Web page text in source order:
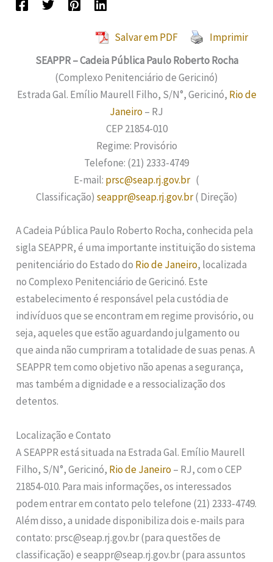
Salvar em PDF
Imprimir
SEAPPR – Cadeia Pública Paulo Roberto Rocha
(Complexo Penitenciário de Gericinó)
Estrada Gal. Emílio Maurell Filho, S/N°, Gericinó, Rio de
Janeiro– RJ
CEP 21854-010
Regime: Provisório
Telefone: (21) 2333-4749
E-mail: prsc@seap.rj.gov.br(
Classificação) seappr@seap.rj.gov.br( Direção)
A Cadeia Pública Paulo Roberto Rocha, conhecida pela
sigla SEAPPR, é uma importante instituição do sistema
penitenciário do Estado do Rio de Janeiro, localizada
no Complexo Penitenciário de Gericinó. Este
estabelecimento é responsável pela custódia de
indivíduos que se encontram em regime provisório, ou
seja, aqueles que estão aguardando julgamento ou
que ainda não cumpriram a totalidade de suas penas. A
SEAPPR tem como objetivo não apenas a segurança,
mas também a dignidade e a ressocialização dos
detentos.
Localização e Contato
A SEAPPR está situada na Estrada Gal. Emílio Maurell
Filho, S/N°, Gericinó, Rio de Janeiro– RJ, com o CEP
21854-010. Para mais informações, os interessados
podem entrar em contato pelo telefone (21) 2333-4749.
Além disso, a unidade disponibiliza dois e-mails para
contato: prsc@seap.rj.gov.br (para questões de
classificação) e seappr@seap.rj.gov.br (para assuntos